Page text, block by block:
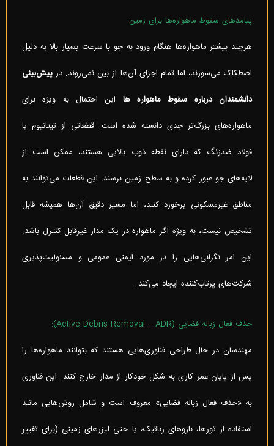
پیامدهای سقوط ماهواره‌ها برای زمین:
هرچند بیشتر ماهواره‌ها هنگام ورود به جو با سرعت بسیار بالا به دلیل
اصطکاک می‌سوزند، اما تمام اجزای آن‌ها از بین نمی‌روند. در پیش‌بینی
دانشمندان درباره سقوط ماهواره ها این احتمال به ویژه برای
ماهواره‌های بزرگ‌تر جدی دانسته شده است. قطعاتی از تیتانیوم یا
فولاد ضدزنگ که دارای نقطه ذوب بالایی هستند، ممکن است از
لایه‌های جو عبور کرده و به سطح زمین برسند. این قطعات می‌توانند به
مناطق غیرمسکونی برخورد کنند، اما مسیر دقیق آن‌ها همیشه قابل
تشخیص نیست، به ویژه اگر ماهواره در یک مدار غیرقابل کنترل باشد.
این امر نگرانی‌هایی را در مورد ایمنی عمومی و مسئولیت‌پذیری
شرکت‌های پرتاب‌کننده ایجاد می‌کند.
حذف فعال زباله فضایی (Active Debris Removal – ADR):
مهندسان در حال طراحی فناوری‌هایی هستند که بتوانند ماهواره‌ها را
پس از پایان عمر کاری به شکل خودکار از مدار خارج کنند. این فناوری
به «حذف فعال زباله فضایی» معروف است و شامل روش‌هایی مانند
استفاده از تورها، بازوهای رباتیک، یا حتی لیزرهای زمینی (برای تغییر